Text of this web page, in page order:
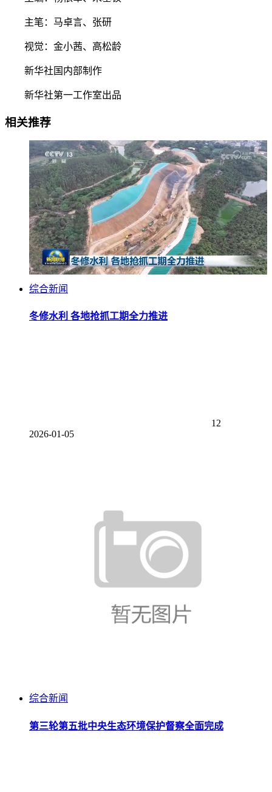
主笔：马卓言、张研
视觉：金小茜、高松龄
新华社国内部制作
新华社第一工作室出品
相关推荐
综合新闻
冬修水利 各地抢抓工期全力推进
12
2026-01-05
综合新闻
第三轮第五批中央生态环境保护督察全面完成